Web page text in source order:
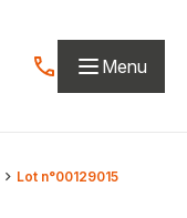
Contactez-nous
Menu
Lot n°00129015